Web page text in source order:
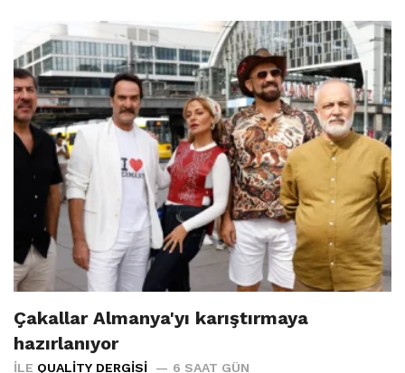
Çakallar Almanya'yı karıştırmaya
hazırlanıyor
İLE QUALITY DERGISI 6 SAAT GÜN